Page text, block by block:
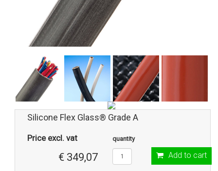
Silicone Flex Glass® Grade A
Price excl. vat
€ 349,07
quantity
Add to cart